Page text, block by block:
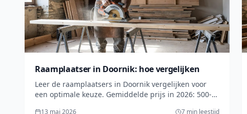
Raamplaatser in Doornik: hoe vergelijken
Leer de raamplaatsers in Doornik vergelijken voor
een optimale keuze. Gemiddelde prijs in 2026: 500-
13 mai 2026 7 min leestijd